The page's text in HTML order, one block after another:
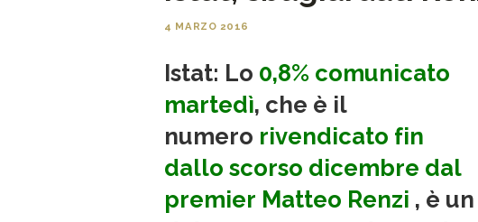
4 MARZO 2016
Istat: Lo 0,8% comunicato
martedì, che è il
numero rivendicato fin
dallo scorso dicembre dal
premier Matteo Renzi , è un